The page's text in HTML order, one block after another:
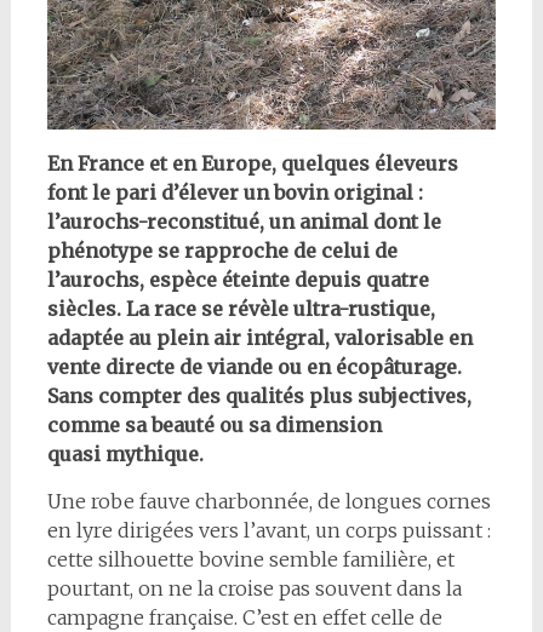
En France et en Europe, quelques éleveurs
font le pari d’élever un bovin original :
l’aurochs-reconstitué, un animal dont le
phénotype se rapproche de celui de
l’aurochs, espèce éteinte depuis quatre
siècles. La race se révèle ultra-rustique,
adaptée au plein air intégral, valorisable en
vente directe de viande ou en écopâturage.
Sans compter des qualités plus subjectives,
comme sa beauté ou sa dimension
quasi mythique.
Une robe fauve charbonnée, de longues cornes
en lyre dirigées vers l’avant, un corps puissant :
cette silhouette bovine semble familière, et
pourtant, on ne la croise pas souvent dans la
campagne française. C’est en effet celle de